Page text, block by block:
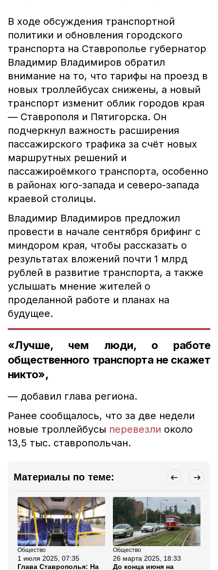
В ходе обсуждения транспортной
политики и обновления городского
транспорта на Ставрополье губернатор
Владимир Владимиров обратил
внимание на то, что тарифы на проезд в
новых троллейбусах снижены, а новый
транспорт изменит облик городов края
— Ставрополя и Пятигорска. Он
подчеркнул важность расширения
пассажирского трафика за счёт новых
маршрутных решений и
пассажироёмкого транспорта, особенно
в районах юго-запада и северо-запада
краевой столицы.
Владимир Владимиров предложил
провести в начале сентября брифинг с
миндором края, чтобы рассказать о
результатах вложений почти 1 млрд
рублей в развитие транспорта, а также
услышать мнение жителей о
проделанной работе и планах на
будущее.
«Лучше, чем люди, о работе
общественного транспорта не скажет
никто»,
— добавил глава региона.
Ранее сообщалось, что за две недели
новые троллейбусы перевезли около
13,5 тыс. ставропольчан.
Материалы по теме:
Общество
1 июля 2025, 07:35
Глава Ставрополья: На
Общество
26 марта 2025, 18:33
До конца июня на